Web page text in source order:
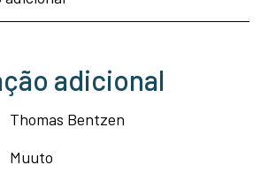
adicional
Thomas Bentzen
Muuto